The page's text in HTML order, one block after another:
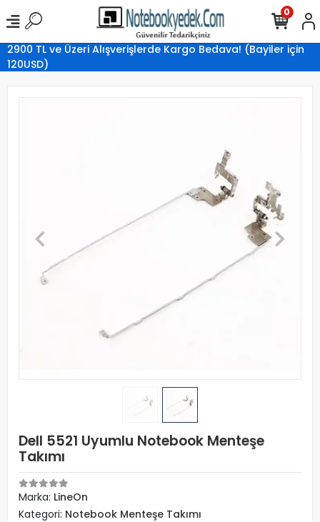
2900 TL ve Üzeri Alışverişlerde Kargo Bedava! (Bayiler için
120USD)
0
Dell 5521 Uyumlu Notebook Menteşe
Takımı
Marka: LineOn
Kategori: Notebook Menteşe Takımı